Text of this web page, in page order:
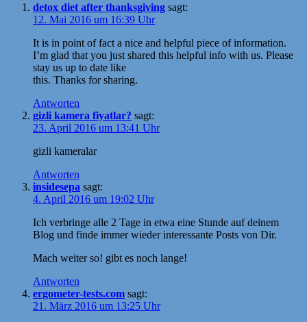
detox diet after thanksgiving sagt:
12. Mai 2016 um 16:39 Uhr
It is in point of fact a nice and helpful piece of information.
I’m glad that you just shared this helpful info with us. Please
stay us up to date like
this. Thanks for sharing.
Antworten
gizli kamera fiyatlar? sagt:
23. April 2016 um 13:41 Uhr
gizli kameralar
Antworten
insidesepa sagt:
4. April 2016 um 19:02 Uhr
Ich verbringe alle 2 Tage in etwa eine Stunde auf deinem
Blog und finde immer wieder interessante Posts von Dir.
Mach weiter so! gibt es noch lange!
Antworten
ergometer-tests.com sagt:
21. März 2016 um 13:25 Uhr